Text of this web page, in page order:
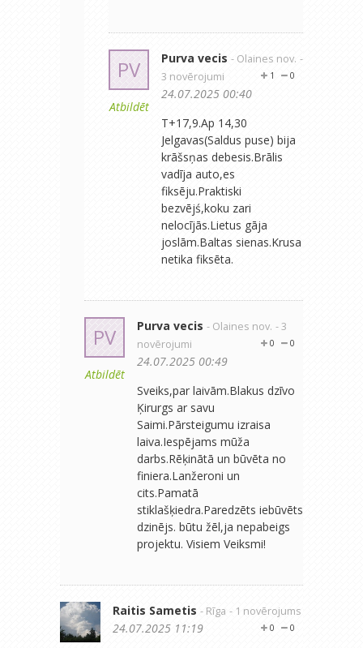
PV
Atbildēt
Purva vecis - Olaines nov. -
3 novērojumi
0
1
24.07.2025 00:40
T+17,9.Ap 14,30
Jelgavas(Saldus puse) bija
krāšsņas debesis.Brālis
vadīja auto,es
fiksēju.Praktiski
bezvējś,koku zari
nelocījās.Lietus gāja
joslām.Baltas sienas.Krusa
netika fiksēta.
PV
Atbildēt
Purva vecis - Olaines nov. - 3
novērojumi
0
0
24.07.2025 00:49
Sveiks,par laivām.Blakus dzīvo
Ķirurgs ar savu
Saimi.Pārsteigumu izraisa
laiva.Iespējams mūža
darbs.Rēķinātā un būvēta no
finiera.Lanžeroni un
cits.Pamatā
stiklašķiedra.Paredzēts iebūvēts
dzinējs. būtu žēl,ja nepabeigs
projektu. Visiem Veiksmi!
Raitis Sametis - Rīga - 1 novērojums
0
0
24.07.2025 11:19